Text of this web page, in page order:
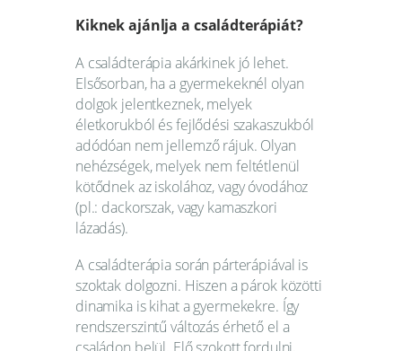
Kiknek ajánlja a családterápiát?
A családterápia akárkinek jó lehet.
Elsősorban, ha a gyermekeknél olyan
dolgok jelentkeznek, melyek
életkorukból és fejlődési szakaszukból
adódóan nem jellemző rájuk. Olyan
nehézségek, melyek nem feltétlenül
kötődnek az iskolához, vagy óvodához
(pl.: dackorszak, vagy kamaszkori
lázadás).
A családterápia során párterápiával is
szoktak dolgozni. Hiszen a párok közötti
dinamika is kihat a gyermekekre. Így
rendszerszintű változás érhető el a